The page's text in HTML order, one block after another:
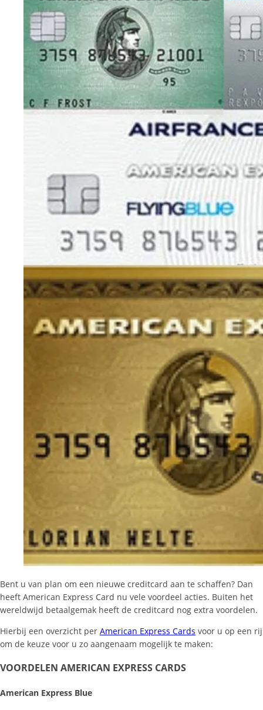
Bent u van plan om een nieuwe creditcard aan te schaffen? Dan
heeft American Express Card nu vele voordeel acties. Buiten het
wereldwijd betaalgemak heeft de creditcard nog extra voordelen.
Hierbij een overzicht per American Express Cards voor u op een rij
om de keuze voor u zo aangenaam mogelijk te maken:
VOORDELEN AMERICAN EXPRESS CARDS
American Express Blue